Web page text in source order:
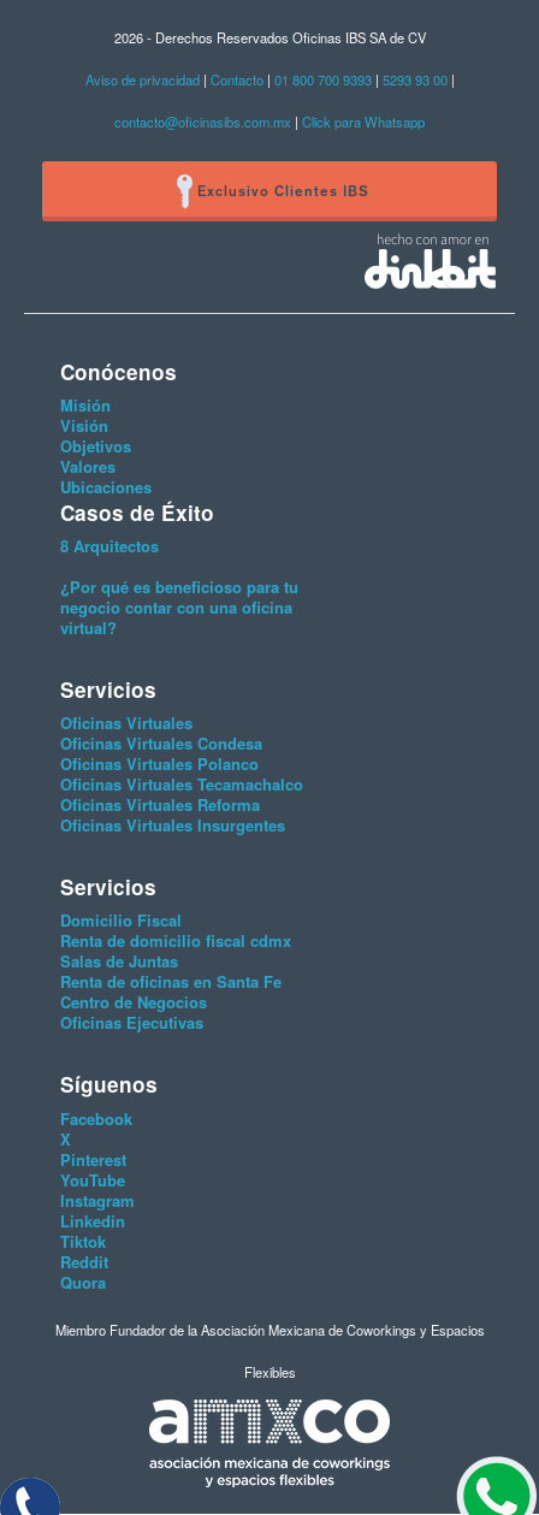
2026 - Derechos Reservados Oficinas IBS SA de CV
Aviso de privacidad| Contacto| 01 800 700 9393 | 5293 93 00|
contacto@oficinasibs.com.mx | Click para Whatsapp
Exclusivo Clientes IBS
Conócenos
Misión
Visión
Objetivos
Valores
Ubicaciones
Casos de Éxito
8 Arquitectos
¿Por qué es beneficioso para tu
negocio contar con una oficina
virtual?
Servicios
Oficinas Virtuales
Oficinas Virtuales Condesa
Oficinas Virtuales Polanco
Oficinas Virtuales Tecamachalco
Oficinas Virtuales Reforma
Oficinas Virtuales Insurgentes
Servicios
Domicilio Fiscal
Renta de domicilio fiscal cdmx
Salas de Juntas
Renta de oficinas en Santa Fe
Centro de Negocios
Oficinas Ejecutivas
Síguenos
Facebook
X
Pinterest
YouTube
Instagram
Linkedin
Tiktok
Reddit
Quora
Miembro Fundador de la Asociación Mexicana de Coworkings y Espacios
Flexibles